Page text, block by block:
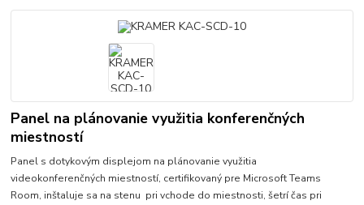
Panel na plánovanie využitia konferenčných
miestností
Panel s dotykovým displejom na plánovanie využitia
videokonferenčných miestností, certifikovaný pre Microsoft Teams
Room, inštaluje sa na stenu pri vchode do miestnosti, šetrí čas pri